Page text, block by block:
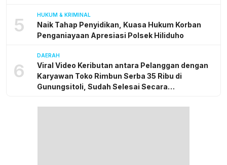
5 HUKUM & KRIMINAL
Naik Tahap Penyidikan, Kuasa Hukum Korban
Penganiayaan Apresiasi Polsek Hiliduho
6
DAERAH
Viral Video Keributan antara Pelanggan dengan
Karyawan Toko Rimbun Serba 35 Ribu di
Gunungsitoli, Sudah Selesai Secara